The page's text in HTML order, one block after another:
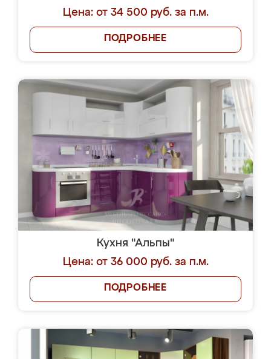
Цена: от 34 500 руб. за п.м.
ПОДРОБНЕЕ
Кухня "Альпы"
Цена: от 36 000 руб. за п.м.
ПОДРОБНЕЕ